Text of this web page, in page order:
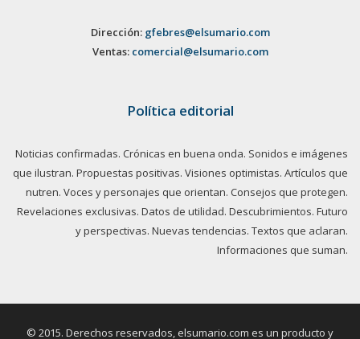
Dirección: gfebres@elsumario.com
Ventas: comercial@elsumario.com
Política editorial
Noticias confirmadas. Crónicas en buena onda. Sonidos e imágenes
que ilustran. Propuestas positivas. Visiones optimistas. Artículos que
nutren. Voces y personajes que orientan. Consejos que protegen.
Revelaciones exclusivas. Datos de utilidad. Descubrimientos. Futuro
y perspectivas. Nuevas tendencias. Textos que aclaran.
Informaciones que suman.
© 2015. Derechos reservados, elsumario.com es un producto y